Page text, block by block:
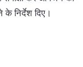
निर्देश दिए।